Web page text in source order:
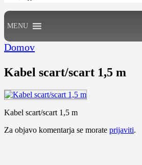
MENU
Domov
Kabel scart/scart 1,5 m
Kabel scart/scart 1,5 m
Za objavo komentarja se morate prijaviti.